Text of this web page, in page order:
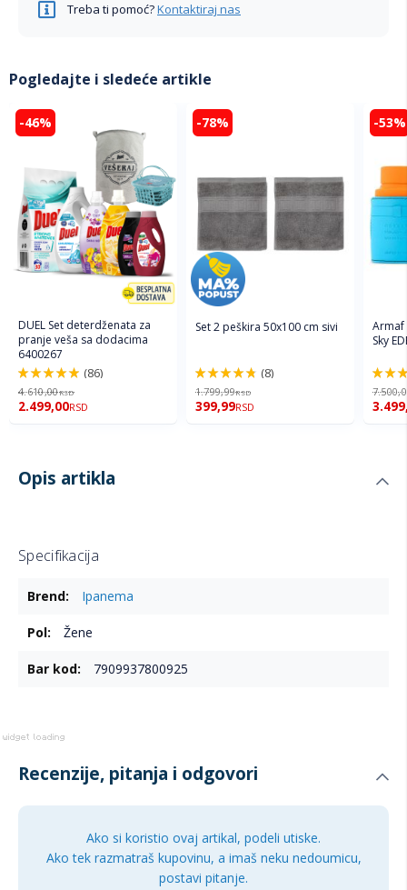
Treba ti pomoć?Kontaktiraj nas
Pogledajte i sledeće artikle
-46%
DUEL Set deterdženata za
pranje veša sa dodacima
6400267
98%
(86)
4.610,00RSD
2.499,00RSD
-78%
Set 2 peškira 50x100 cm sivi
96%
(8)
1.799,99RSD
399,99RSD
-53%
Armaf
Sky
94%
Opis artikla
Specifikacija
informacijaIpanema
Žene
7909937800925
Recenzije, pitanja i odgovori
Ako si koristio ovaj artikal, podeli utiske.
Ako tek razmatraš kupovinu, a imaš neku nedoumicu,
postavi pitanje.